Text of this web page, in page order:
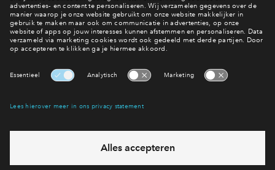
Bekijk bouwnummer 245
Interesse? Meld je dan snel aan
eventuele projecten
Ja, ik wil mij aanmelden